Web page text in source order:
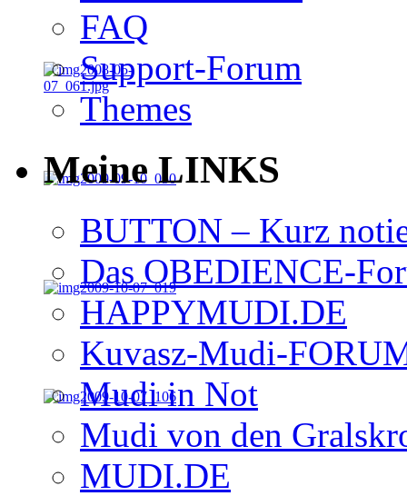
FAQ
Support-Forum
Themes
Meine LINKS
BUTTON – Kurz
Das OBEDIENCE-
HAPPYMUDI.DE
Kuvasz-Mudi-
Mudi in Not
Mudi von den
MUDI.DE